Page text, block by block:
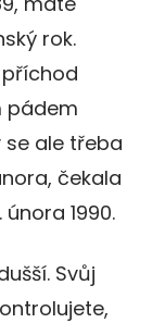
rok.
příchod
pádem
se ale třeba
čekala
1990.
Svůj